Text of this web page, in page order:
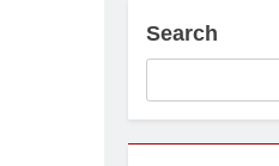
Search